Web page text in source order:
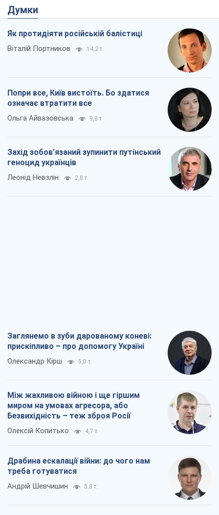
Думки
Як протидіяти російській балістиці
Віталій Портников 14,2 т.
Попри все, Київ вистоїть. Бо здатися
означає втратити все
Ольга Айвазовська 9,8 т.
Захід зобов'язаний зупинити путінський
геноцид українців
Леонід Невзлін 2,8 т.
Заглянемо в зуби дарованому коневі:
прискіпливо – про допомогу Україні
Олександр Кірш 5,0 т.
Між жахливою війною і ще гіршим
миром на умовах агресора, або
Безвихідність – теж зброя Росії
Олексій Копитько 4,7 т.
Драбина ескалації війни: до чого нам
треба готуватися
Андрій Шевчишин 5,8 т.